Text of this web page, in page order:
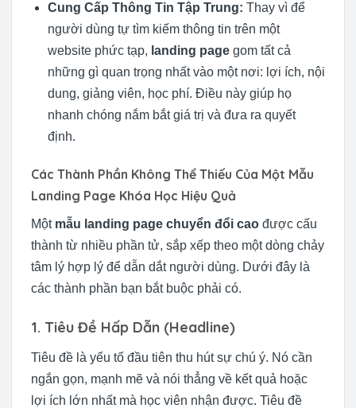
Cung Cấp Thông Tin Tập Trung: Thay vì để
người dùng tự tìm kiếm thông tin trên một
website phức tạp, landing pagegom tất cả
những gì quan trọng nhất vào một nơi: lợi ích, nội
dung, giảng viên, học phí. Điều này giúp họ
nhanh chóng nắm bắt giá trị và đưa ra quyết
định.
Các Thành Phần Không Thể Thiếu Của Một Mẫu
Landing Page Khóa Học Hiệu Quả
Một mẫu landing page chuyển đổi cao được cấu
thành từ nhiều phần tử, sắp xếp theo một dòng chảy
tâm lý hợp lý để dẫn dắt người dùng. Dưới đây là
các thành phần bạn bắt buộc phải có.
1. Tiêu Đề Hấp Dẫn (Headline)
Tiêu đề là yếu tố đầu tiên thu hút sự chú ý. Nó cần
ngắn gọn, mạnh mẽ và nói thẳng về kết quả hoặc
lợi ích lớn nhất mà học viên nhận được. Tiêu đề